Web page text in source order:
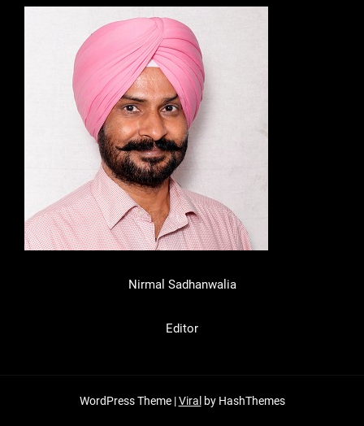
Nirmal Sadhanwalia
Editor
WordPress Theme |Viral by HashThemes